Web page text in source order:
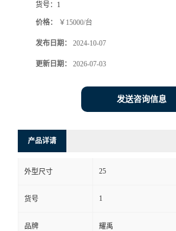
货号： 1
价格： ￥15000/台
发布日期： 2024-10-07
更新日期： 2026-07-03
发送咨询信息
产品详请
外型尺寸 25
货号 1
品牌 耀禹